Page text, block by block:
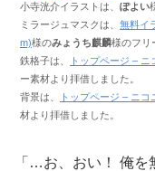
小寺洸介イラストは、 ぽよい
ミラージュマスクは、 無料イ
m)様のみょうち麒麟様のフリ
鉄格子は、
トップページ –
ー素材より拝借しました。
背景は、
トップページ – ニ
材より拝借しました。
「…お、おい！ 俺を